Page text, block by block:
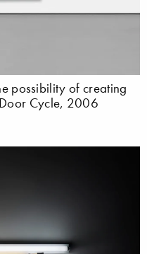
possibility of creating
Cycle, 2006